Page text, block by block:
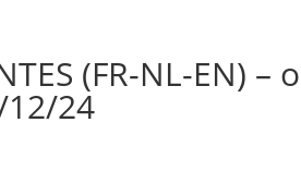
(FR-NL-EN)
24